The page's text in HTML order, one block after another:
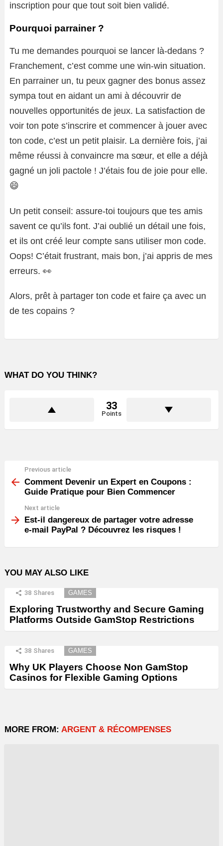
inscription pour que tout soit bien validé.
Pourquoi parrainer ?
Tu me demandes pourquoi se lancer là-dedans ?
Franchement, c’est comme une win-win situation.
En parrainer un, tu peux gagner des bonus assez
sympa tout en aidant un ami à découvrir de
nouvelles opportunités de jeux. La satisfaction de
voir ton pote s’inscrire et commencer à jouer avec
ton code, c’est un petit plaisir. La dernière fois, j’ai
même réussi à convaincre ma sœur, et elle a déjà
gagné un joli pactole ! J’étais fou de joie pour elle.
😄
Un petit conseil: assure-toi toujours que tes amis
savent ce qu’ils font. J’ai oublié un détail une fois,
et ils ont créé leur compte sans utiliser mon code.
Oops! C’était frustrant, mais bon, j’ai appris de mes
erreurs. 👀
Alors, prêt à partager ton code et faire ça avec un
de tes copains ?
WHAT DO YOU THINK?
33
Points
more
Previous article
Comment Devenir un Expert en Coupons :
Guide Pratique pour Bien Commencer
Next article
Est-il dangereux de partager votre adresse
e-mail PayPal ? Découvrez les risques !
YOU MAY ALSO LIKE
38 Shares GAMES
Exploring Trustworthy and Secure Gaming
Platforms Outside GamStop Restrictions
38 Shares GAMES
Why UK Players Choose Non GamStop
Casinos for Flexible Gaming Options
MORE FROM: ARGENT & RÉCOMPENSES